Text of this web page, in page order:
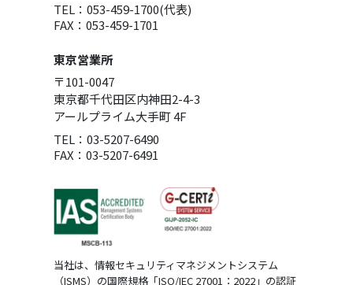
TEL：053-459-1700(代表)
FAX：053-459-1701
東京営業所
〒101-0047
東京都千代田区内神田2-4-3
アールプライム大手町 4F
TEL：03-5207-6490
FAX：03-5207-6491
当社は、情報セキュリティマネジメントシステム
（ISMS）の国際規格「ISO/IEC 27001：2022」の認証